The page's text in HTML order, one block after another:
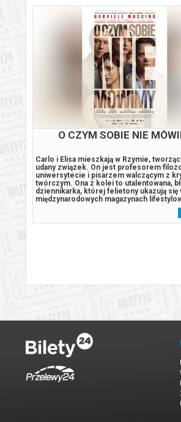
bilet
O CZYM SOBIE NIE
Carlo i Elisa mieszkają w Rzymie,
udany związek. On jest profesorem
uniwersytecie i pisarzem walczącym z
twórczym. Ona z kolei to utalentowana,
dziennikarka, której felietony ukazują się
międzynarodowych magazynach
ich trwającego od dwóch dekad związku
coraz więcej rutyny oraz dystansu.Aby
dawną energię, decydują...